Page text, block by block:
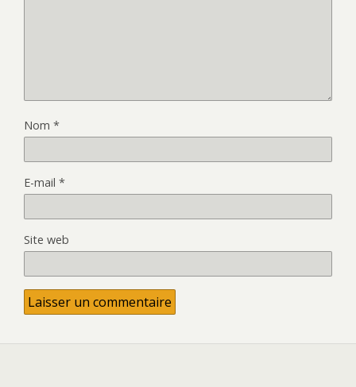
Nom *
E-mail *
Site web